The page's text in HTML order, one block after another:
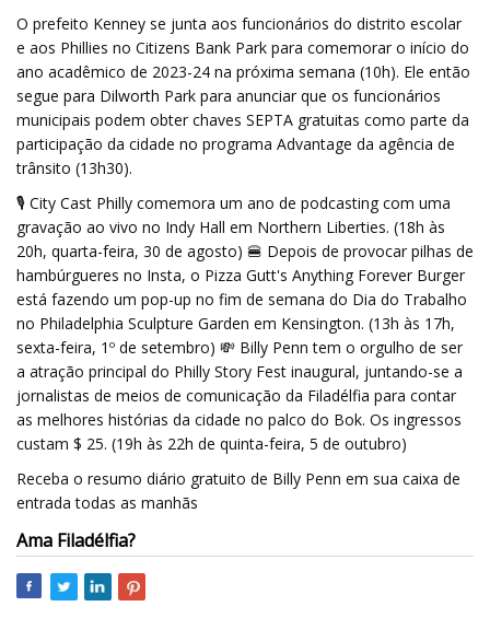
O prefeito Kenney se junta aos funcionários do distrito escolar
e aos Phillies no Citizens Bank Park para comemorar o início do
ano acadêmico de 2023-24 na próxima semana (10h). Ele então
segue para Dilworth Park para anunciar que os funcionários
municipais podem obter chaves SEPTA gratuitas como parte da
participação da cidade no programa Advantage da agência de
trânsito (13h30).
🎙 City Cast Philly comemora um ano de podcasting com uma
gravação ao vivo no Indy Hall em Northern Liberties. (18h às
20h, quarta-feira, 30 de agosto) 🍔 Depois de provocar pilhas de
hambúrgueres no Insta, o Pizza Gutt's Anything Forever Burger
está fazendo um pop-up no fim de semana do Dia do Trabalho
no Philadelphia Sculpture Garden em Kensington. (13h às 17h,
sexta-feira, 1º de setembro) 💸 Billy Penn tem o orgulho de ser
a atração principal do Philly Story Fest inaugural, juntando-se a
jornalistas de meios de comunicação da Filadélfia para contar
as melhores histórias da cidade no palco do Bok. Os ingressos
custam $ 25. (19h às 22h de quinta-feira, 5 de outubro)
Receba o resumo diário gratuito de Billy Penn em sua caixa de
entrada todas as manhãs
Ama Filadélfia?